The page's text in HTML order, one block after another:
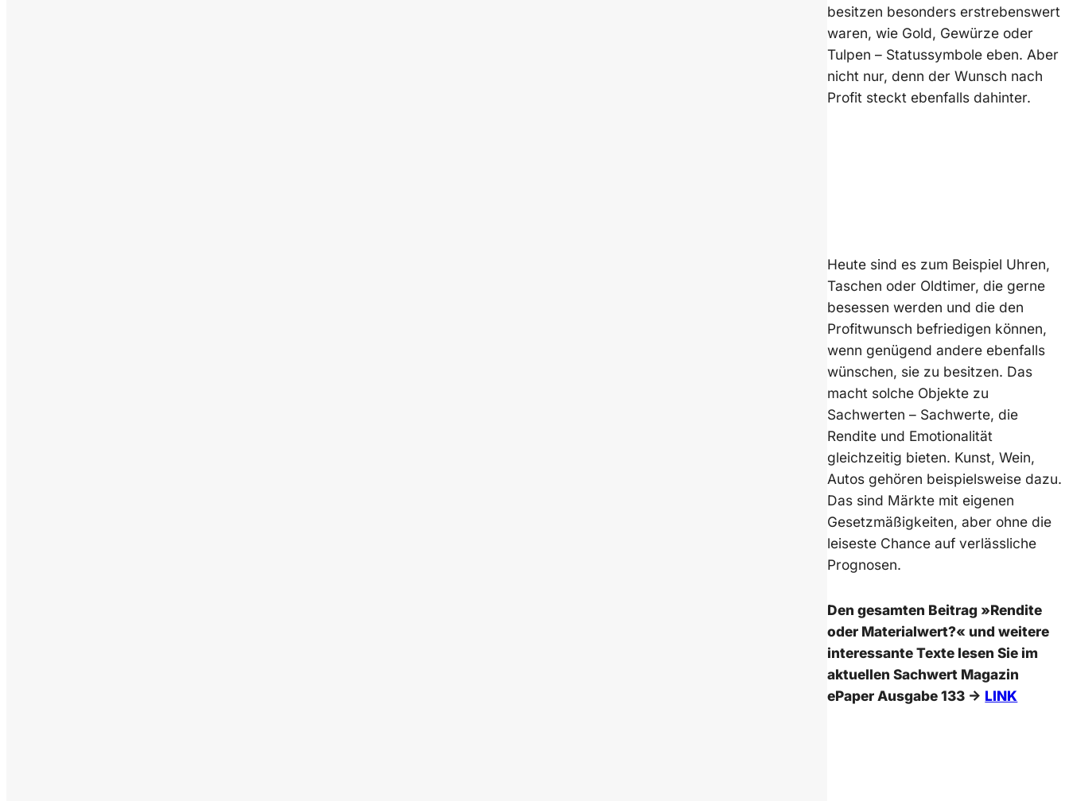
besitzen besonders erstrebenswert
waren, wie Gold, Gewürze oder
Tulpen – Statussymbole eben. Aber
nicht nur, denn der Wunsch nach
Profit steckt ebenfalls dahinter.
Heute sind es zum Beispiel Uhren,
Taschen oder Oldtimer, die gerne
besessen werden und die den
Profitwunsch befriedigen können,
wenn genügend andere ebenfalls
wünschen, sie zu besitzen. Das
macht solche Objekte zu
Sachwerten – Sachwerte, die
Rendite und Emotionalität
gleichzeitig bieten. Kunst, Wein,
Autos gehören beispielsweise dazu.
Das sind Märkte mit eigenen
Gesetzmäßigkeiten, aber ohne die
leiseste Chance auf verlässliche
Prognosen.
Den gesamten Beitrag »Rendite
oder Materialwert?« und weitere
interessante Texte lesen Sie im
aktuellen Sachwert Magazin
ePaper Ausgabe 133 -> LINK